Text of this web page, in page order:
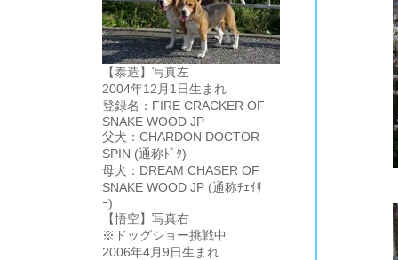
【泰造】写真左
2004年12月1日生まれ
登録名：FIRE CRACKER OF
SNAKE WOOD JP
父犬：CHARDON DOCTOR
SPIN (通称ﾄﾞｸ)
母犬：DREAM CHASER OF
SNAKE WOOD JP (通称ﾁｪｲｻ
ｰ)
【悟空】写真右
※ドッグショー挑戦中
2006年4月9日生まれ